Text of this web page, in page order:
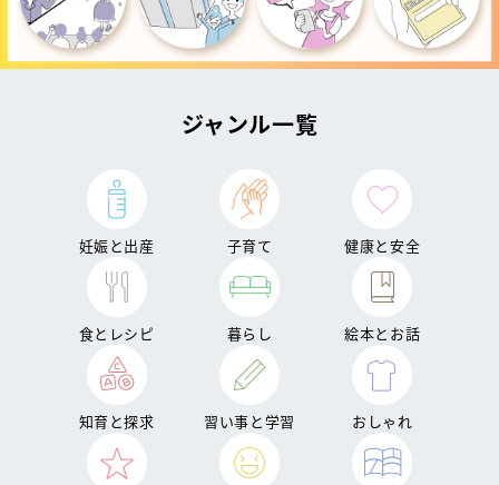
ジャンル一覧
妊娠と出産 子育て 健康と安全
食とレシピ 暮らし 絵本とお話
知育と探求 習い事と学習 おしゃれ